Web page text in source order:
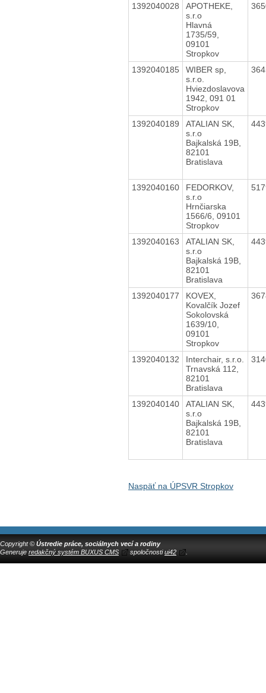
1392040028
APOTHEKE,
s.r.o
Hlavná
1735/59,
09101
Stropkov
1392040185
WIBER sp,
s.r.o.
Hviezdoslavova
1942, 091 01
Stropkov
1392040189
ATALIAN SK,
s.r.o
Bajkalská 19B,
82101
Bratislava
1392040160
FEDORKOV,
s.r.o
Hrnčiarska
1566/6, 09101
Stropkov
1392040163
ATALIAN SK,
s.r.o
Bajkalská 19B,
82101
Bratislava
1392040177
KOVEX,
Kovalčík Jozef
Sokolovská
1639/10,
09101
Stropkov
1392040132
Interchair, s.r.o.
Trnavská 112,
82101
Bratislava
1392040140
ATALIAN SK,
s.r.o
Bajkalská 19B,
82101
Bratislava
Naspäť na ÚPSVR Stropkov
Copyright © Ústredie práce, sociálnych vecí a rodiny
Generuje redakčný systém BUXUS CMS spoločnostiui42